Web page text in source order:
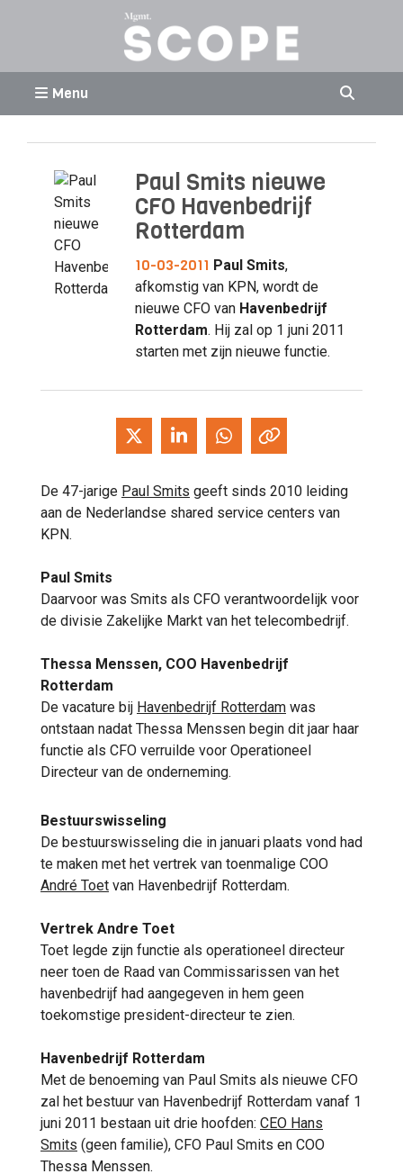
Menu
Paul Smits nieuwe
CFO Havenbedrijf
Rotterdam
10-03-2011 Paul Smits,
afkomstig van KPN, wordt de
nieuwe CFO van Havenbedrijf
Rotterdam. Hij zal op 1 juni 2011
starten met zijn nieuwe functie.
De 47-jarige Paul Smits geeft sinds 2010 leiding
aan de Nederlandse shared service centers van
KPN.
Paul Smits
Daarvoor was Smits als CFO verantwoordelijk voor
de divisie Zakelijke Markt van het telecombedrijf.
Thessa Menssen, COO Havenbedrijf
Rotterdam
De vacature bij Havenbedrijf Rotterdam was
ontstaan nadat Thessa Menssen begin dit jaar haar
functie als CFO verruilde voor Operationeel
Directeur van de onderneming.
Bestuurswisseling
De bestuurswisseling die in januari plaats vond had
te maken met het vertrek van toenmalige COO
André Toet van Havenbedrijf Rotterdam.
Vertrek Andre Toet
Toet legde zijn functie als operationeel directeur
neer toen de Raad van Commissarissen van het
havenbedrijf had aangegeven in hem geen
toekomstige president-directeur te zien.
Havenbedrijf Rotterdam
Met de benoeming van Paul Smits als nieuwe CFO
zal het bestuur van Havenbedrijf Rotterdam vanaf 1
juni 2011 bestaan uit drie hoofden: CEO Hans
Smits (geen familie), CFO Paul Smits en COO
Thessa Menssen.